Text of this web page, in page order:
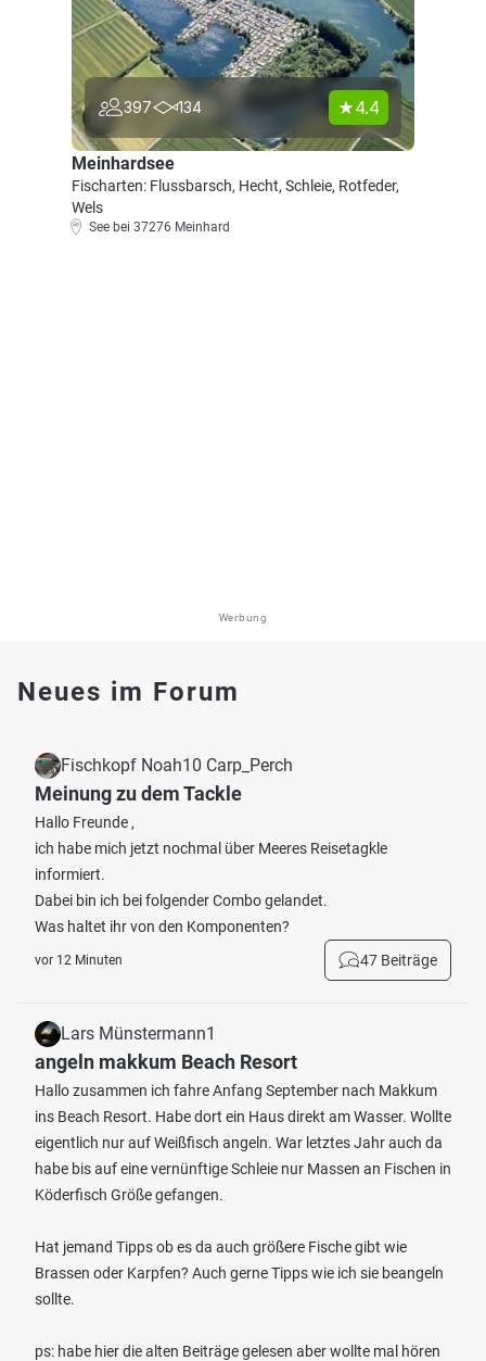
397 134 4.4
Meinhardsee
Fischarten: Flussbarsch, Hecht, Schleie, Rotfeder,
Wels
See bei 37276 Meinhard
Werbung
Neues im Forum
Fischkopf Noah10 Carp_Perch
Meinung zu dem Tackle
Hallo Freunde ,
ich habe mich jetzt nochmal über Meeres Reisetagkle
informiert.
Dabei bin ich bei folgender Combo gelandet.
Was haltet ihr von den Komponenten?
vor 12 Minuten 47 Beiträge
Lars Münstermann1
angeln makkum Beach Resort
Hallo zusammen ich fahre Anfang September nach Makkum
ins Beach Resort. Habe dort ein Haus direkt am Wasser. Wollte
eigentlich nur auf Weißfisch angeln. War letztes Jahr auch da
habe bis auf eine vernünftige Schleie nur Massen an Fischen in
Köderfisch Größe gefangen.
Hat jemand Tipps ob es da auch größere Fische gibt wie
Brassen oder Karpfen? Auch gerne Tipps wie ich sie beangeln
sollte.
ps: habe hier die alten Beiträge gelesen aber wollte mal hören